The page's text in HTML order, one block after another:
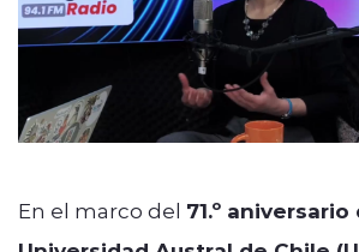
En el marco del 71.º aniversario